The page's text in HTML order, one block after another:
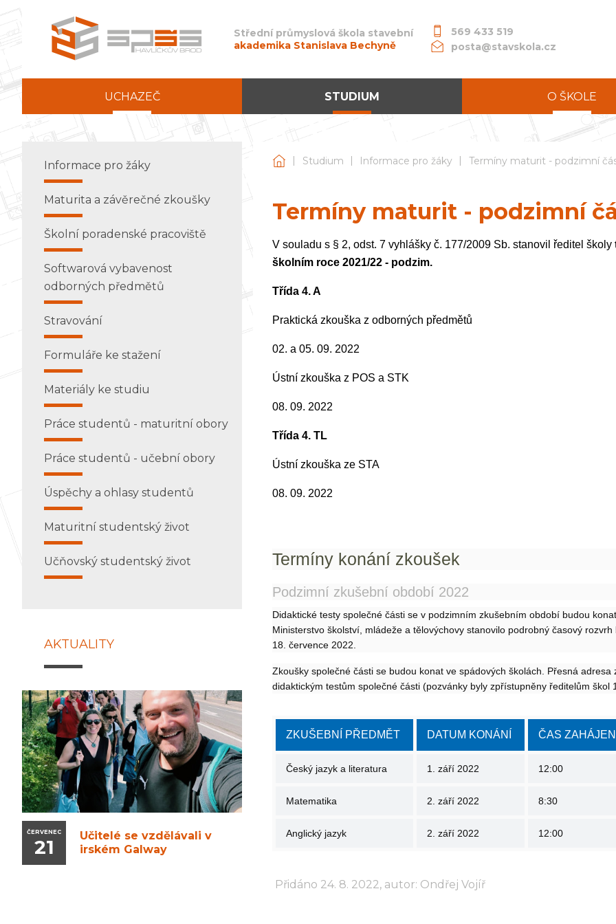
Střední průmyslová škola stavební
akademika Stanislava Bechyně
569 433 519
posta@stavskola.cz
UCHAZEČ STUDIUM O ŠKOLE
Střední průmyslová škola stavební akademika Stanislava Bechyně
| Studium | Informace pro žáky | Termíny maturit - podzimní
Termíny maturit - podzimní
V souladu s § 2, odst. 7 vyhlášky č. 177/2009 Sb. stanovil ředitel školy
školním roce 2021/22 - podzim.
Třída 4. A
Praktická zkouška z odborných předmětů
02. a 05. 09. 2022
Ústní zkouška z POS a STK
08. 09. 2022
Třída 4. TL
Ústní zkouška ze STA
08. 09. 2022
Termíny konání zkoušek
Podzimní zkušební období 2022
Didaktické testy společné části se v podzimním zkušebním období budou
Ministerstvo školství, mládeže a tělovýchovy stanovilo podrobný časový
18. července 2022.
Zkoušky společné části se budou konat ve spádových školách. Přesná
didaktickým testům společné části (pozvánky byly zpřístupněny ředitelům škol
ZKUŠEBNÍ PŘEDMĚT DATUM KONÁNÍ ČAS
Český jazyk a literatura 1. září 2022 12:00
Matematika 2. září 2022 8:30
Anglický jazyk 2. září 2022 12:00
Přidáno 24. 8. 2022, autor: Ondřej Vojíř
Informace pro žáky
Maturita a závěrečné zkoušky
Školní poradenské pracoviště
Softwarová vybavenost
odborných předmětů
Stravování
Formuláře ke stažení
Materiály ke studiu
Práce studentů - maturitní obory
Práce studentů - učební obory
Úspěchy a ohlasy studentů
Maturitní studentský život
Učňovský studentský život
AKTUALITY
ČERVENEC
21
Učitelé se vzdělávali v
irském Galway